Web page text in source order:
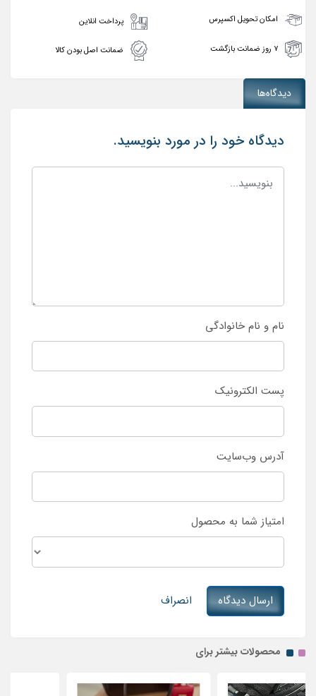
امکان تحویل اکسپرس پرداخت انلاین
۷ روز ضمانت بازگشت ضمانت اصل بودن کالا
دیدگاه‌ها
دیدگاه خود را در مورد بنویسید.
نام و نام خانوادگی
پست الکترونیک
آدرس وب‌سایت
امتیاز شما به محصول
ارسال دیدگاه انصراف
محصولات بیشتر برای